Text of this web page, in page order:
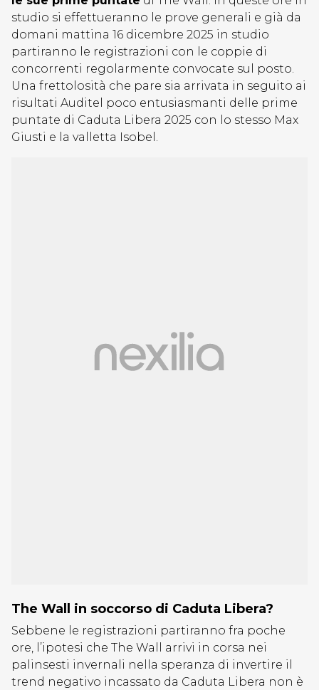
studio si effettueranno le prove generali e già da
domani mattina 16 dicembre 2025 in studio
partiranno le registrazioni con le coppie di
concorrenti regolarmente convocate sul posto.
Una frettolosità che pare sia arrivata in seguito ai
risultati Auditel poco entusiasmanti delle prime
puntate di Caduta Libera 2025 con lo stesso Max
Giusti e la valletta Isobel.
The Wall in soccorso di Caduta Libera?
Sebbene le registrazioni partiranno fra poche
ore, l’ipotesi che The Wall arrivi in corsa nei
palinsesti invernali nella speranza di invertire il
trend negativo incassato da Caduta Libera non è